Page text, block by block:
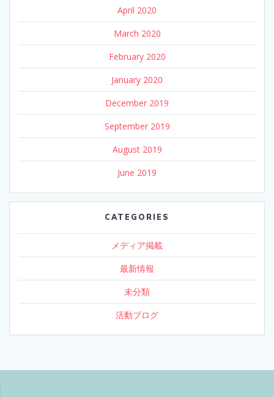
April 2020
March 2020
February 2020
January 2020
December 2019
September 2019
August 2019
June 2019
CATEGORIES
メディア掲載
最新情報
未分類
活動ブログ